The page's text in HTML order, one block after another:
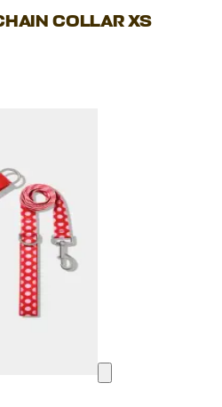
COLLAR XS